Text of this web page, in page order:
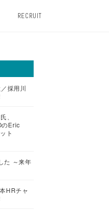
RECRUIT
採用川
、
のEric
ト
た ～来年
HRチャ